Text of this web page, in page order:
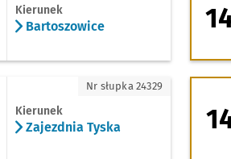
Kierunek
Bartoszowice
Tyska
Kierunek
Zajezdnia Tyska
Nr słupka 24329 147